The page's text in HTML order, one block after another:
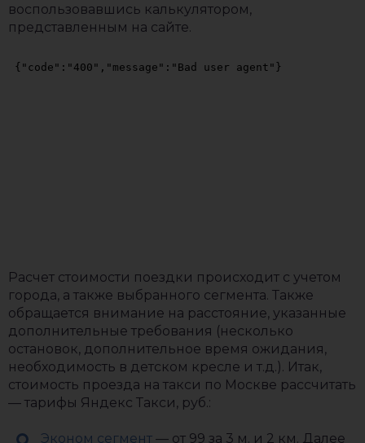
воспользовавшись калькулятором,
представленным на сайте.
Расчет стоимости поездки происходит с учетом
города, а также выбранного сегмента. Также
обращается внимание на расстояние, указанные
дополнительные требования (несколько
остановок, дополнительное время ожидания,
необходимость в детском кресле и т.д.). Итак,
стоимость проезда на такси по Москве рассчитать
— тарифы Яндекс Такси, руб.:
Эконом сегмент — от 99 за 3 м. и 2 км. Далее